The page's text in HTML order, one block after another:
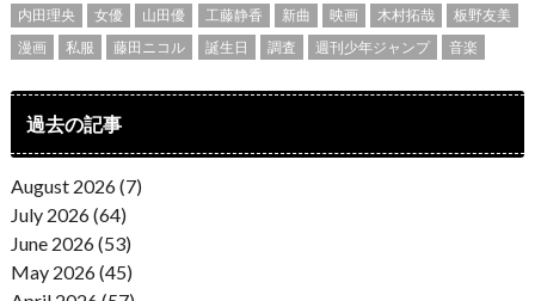
内田理央
女優 山田優 工藤静香 新曲 映画 木村拓哉
板野友美
漫画
私服 藤田ニコル 誕生日 調査 週刊少年ジャンプ 音楽
過去の記事
August 2026 (7)
July 2026 (64)
June 2026 (53)
May 2026 (45)